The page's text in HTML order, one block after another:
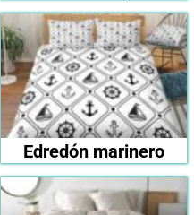
Edredón marinero